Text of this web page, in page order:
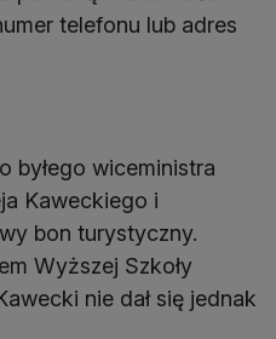
telefonu lub adres
byłego wiceministra
Kaweckiego i
bon turystyczny.
Wyższej Szkoły
nie dał się jednak